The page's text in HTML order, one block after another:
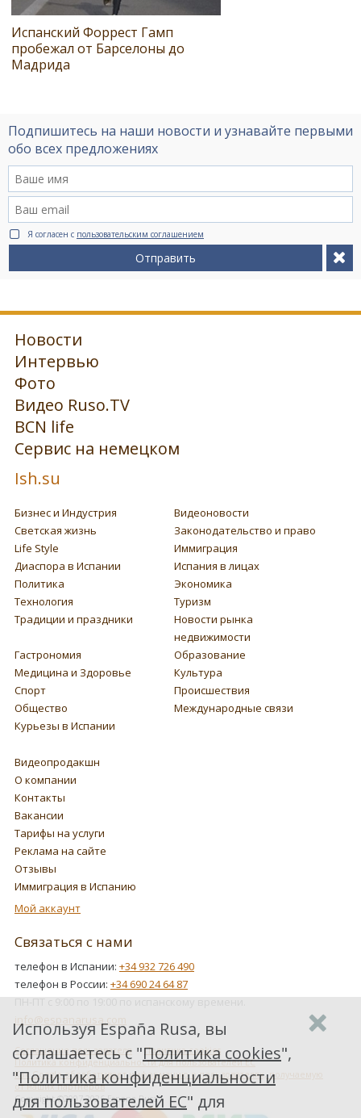
Испанский Форрест Гамп
пробежал от Барселоны до
Мадрида
Подпишитесь на наши новости и узнавайте первыми
обо всех предложениях
Я согласен с пользовательским соглашением
Отправить
Новости
Интервью
Фото
Видео Ruso.TV
BCN life
Сервис на немецком
Ish.su
Бизнес и Индустрия
Видеоновости
Светская жизнь
Законодательство и право
Life Style
Иммиграция
Диаспора в Испании
Испания в лицах
Политика
Экономика
Технология
Туризм
Традиции и праздники
Новости рынка
недвижимости
Гастрономия
Образование
Медицина и Здоровье
Культура
Спорт
Происшествия
Общество
Международные связи
Курьезы в Испании
Видеопродакшн
О компании
Контакты
Вакансии
Тарифы на услуги
Реклама на сайте
Отзывы
Иммиграция в Испанию
Мой аккаунт
Связаться с нами
телефон в Испании: +34 932 726 490
телефон в России: +34 690 24 64 87
ПН-ПТ с 9:00 по 19:00 по испанскому времени.
info@espanarusa.com
Соглашение пользователя
Политика cookies
Политика конфиденциальности для пользователей ЕС
Как Google обрабатывает информацию о пользователях, получаемую
от наших партнеров
Copyright ©2007-2026 Espana Rusa
Используя España Rusa, вы
соглашаетесь с "Политика cookies",
"Политика конфиденциальности
для пользователей ЕС" для